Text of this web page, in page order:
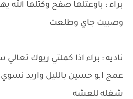
براء : باوعتلها صفح وكتلها الله
وصبيت جاي وطلعت
ناديه : براء اذا كملتي ريوك
عمج ابو حسين بالليل واريد نسوي
شغله للعشه